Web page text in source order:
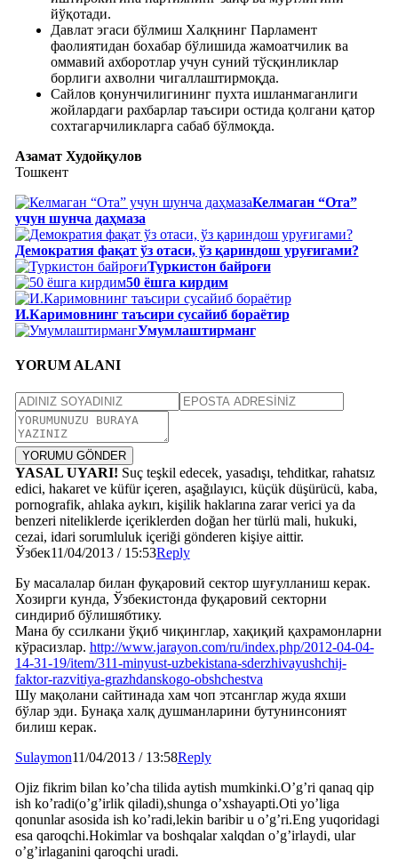
йўқотади.
Давлат эгаси бўлмиш Халқнинг Парламент
фаолиятидан бохабар бўлишида жамоатчилик ва
оммавий ахборотлар учун суний тўсқинликлар
борлиги ахволни чигаллаштирмоқда.
Сайлов қонунчилигининг пухта ишланмаганлиги
жойлардаги рахбарлар таъсири остида қолгани қатор
сохтагарчиликларга сабаб бўлмоқда.
Азамат Худойқулов
Тошкент
Келмаган “Ота”
учун шунча даҳмаза
Демократия фақат ўз отаси, ўз қариндош уруғигами?
Туркистон байроғи
50 ëшга кирдим
И.Каримовнинг таъсири сусайиб бораётир
Умумлаштирманг
YORUM ALANI
YORUMU GÖNDER
YASAL UYARI! Suç teşkil edecek, yasadışı, tehditkar, rahatsız
edici, hakaret ve küfür içeren, aşağılayıcı, küçük düşürücü, kaba,
pornografik, ahlaka aykırı, kişilik haklarına zarar verici ya da
benzeri niteliklerde içeriklerden doğan her türlü mali, hukuki,
cezai, idari sorumluluk içeriği gönderen kişiye aittir.
Ўзбек11/04/2013 / 15:53Reply
Бу масалалар билан фуқаровий сектор шуғулланиш керак.
Хозирги кунда, Ўзбекистонда фуқаровий секторни
синдириб бўлишябтику.
Мана бу ссилкани ўқиб чиқинглар, хақиқий қахрамонларни
кўрасизлар. http://www.jarayon.com/ru/index.php/2012-04-04-
14-31-19/item/311-minyust-uzbekistana-sderzhivayushchij-
faktor-razvitiya-grazhdanskogo-obshchestva
Шу мақолани сайтинада хам чоп этсанглар жуда яхши
бўлар эди. Бунақа халқ душманларини бутунинсоният
билиш керак.
Sulaymon11/04/2013 / 13:58Reply
Ojiz fikrim bilan ko’cha tilida aytish mumkinki.O’g’ri qanaq qip
ish ko’radi(o’g’irlik qiladi),shunga o’xshayapti.Oti yo’liga
qonunlar asosida ish ko’radi,lekin baribir u o’g’ri.Eng yuqoridagi
esa qaroqchi.Hokimlar va boshqalar xalqdan o’g’irlaydi, ular
o’g’irlaganini qaroqchi uradi.